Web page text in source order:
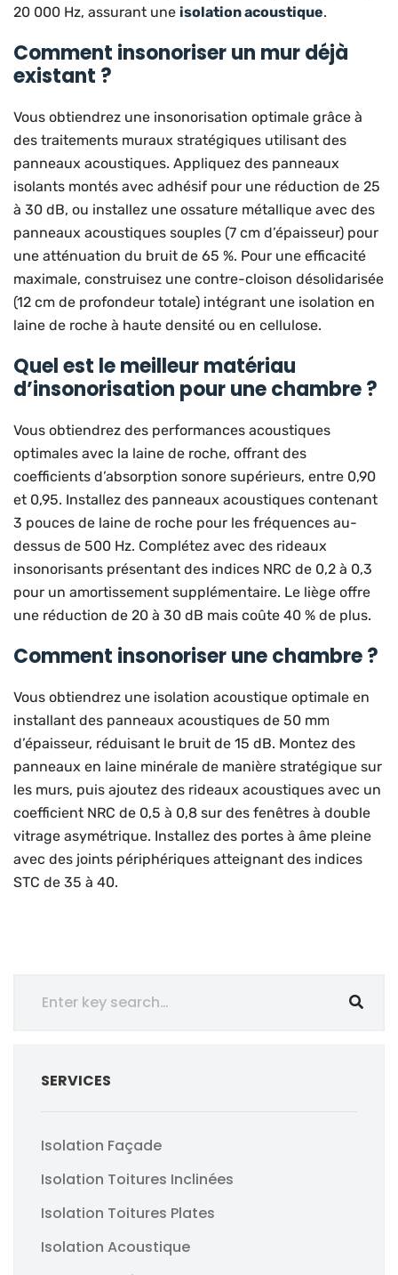
20 000 Hz, assurant une isolation acoustique.
Comment insonoriser un mur déjà
existant ?
Vous obtiendrez une insonorisation optimale grâce à
des traitements muraux stratégiques utilisant des
panneaux acoustiques. Appliquez des panneaux
isolants montés avec adhésif pour une réduction de 25
à 30 dB, ou installez une ossature métallique avec des
panneaux acoustiques souples (7 cm d’épaisseur) pour
une atténuation du bruit de 65 %. Pour une efficacité
maximale, construisez une contre-cloison désolidarisée
(12 cm de profondeur totale) intégrant une isolation en
laine de roche à haute densité ou en cellulose.
Quel est le meilleur matériau
d’insonorisation pour une chambre ?
Vous obtiendrez des performances acoustiques
optimales avec la laine de roche, offrant des
coefficients d’absorption sonore supérieurs, entre 0,90
et 0,95. Installez des panneaux acoustiques contenant
3 pouces de laine de roche pour les fréquences au-
dessus de 500 Hz. Complétez avec des rideaux
insonorisants présentant des indices NRC de 0,2 à 0,3
pour un amortissement supplémentaire. Le liège offre
une réduction de 20 à 30 dB mais coûte 40 % de plus.
Comment insonoriser une chambre ?
Vous obtiendrez une isolation acoustique optimale en
installant des panneaux acoustiques de 50 mm
d’épaisseur, réduisant le bruit de 15 dB. Montez des
panneaux en laine minérale de manière stratégique sur
les murs, puis ajoutez des rideaux acoustiques avec un
coefficient NRC de 0,5 à 0,8 sur des fenêtres à double
vitrage asymétrique. Installez des portes à âme pleine
avec des joints périphériques atteignant des indices
STC de 35 à 40.
SERVICES
Isolation Façade
Isolation Toitures Inclinées
Isolation Toitures Plates
Isolation Acoustique